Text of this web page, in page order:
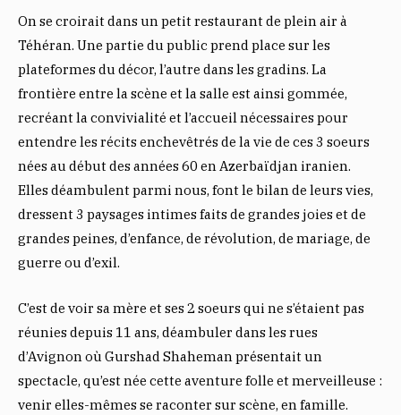
K
P
On se croirait dans un petit restaurant de plein air à
Téhéran. Une partie du public prend place sur les
plateformes du décor, l’autre dans les gradins. La
frontière entre la scène et la salle est ainsi gommée,
recréant la convivialité et l’accueil nécessaires pour
entendre les récits enchevêtrés de la vie de ces 3 soeurs
nées au début des années 60 en Azerbaïdjan iranien.
Elles déambulent parmi nous, font le bilan de leurs vies,
dressent 3 paysages intimes faits de grandes joies et de
grandes peines, d’enfance, de révolution, de mariage, de
guerre ou d’exil.
C’est de voir sa mère et ses 2 soeurs qui ne s’étaient pas
réunies depuis 11 ans, déambuler dans les rues
d’Avignon où Gurshad Shaheman présentait un
spectacle, qu’est née cette aventure folle et merveilleuse :
venir elles-mêmes se raconter sur scène, en famille.